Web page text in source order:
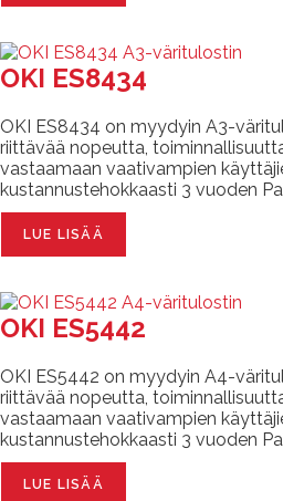
OKI ES8434
OKI ES8434 on myydyin A3-
riittävää nopeutta,
vastaamaan vaativampien
kustannustehokkaasti 3 vuoden
LUE LISÄÄ
OKI ES5442
OKI ES5442 on myydyin A4-
riittävää nopeutta,
vastaamaan vaativampien
kustannustehokkaasti 3 vuoden
LUE LISÄÄ